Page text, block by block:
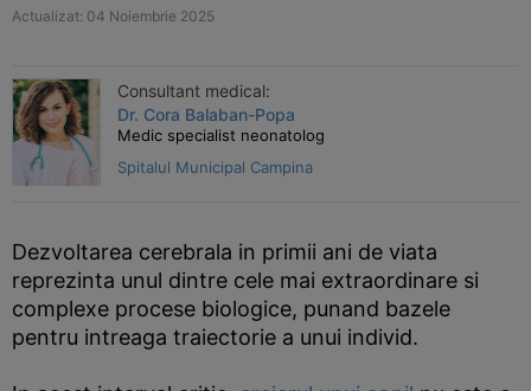
Actualizat: 04 Noiembrie 2025
Consultant medical:
Dr. Cora Balaban-Popa
Medic specialist neonatolog
Spitalul Municipal Campina
Dezvoltarea cerebrala in primii ani de viata
reprezinta unul dintre cele mai extraordinare si
complexe procese biologice, punand bazele
pentru intreaga traiectorie a unui individ.